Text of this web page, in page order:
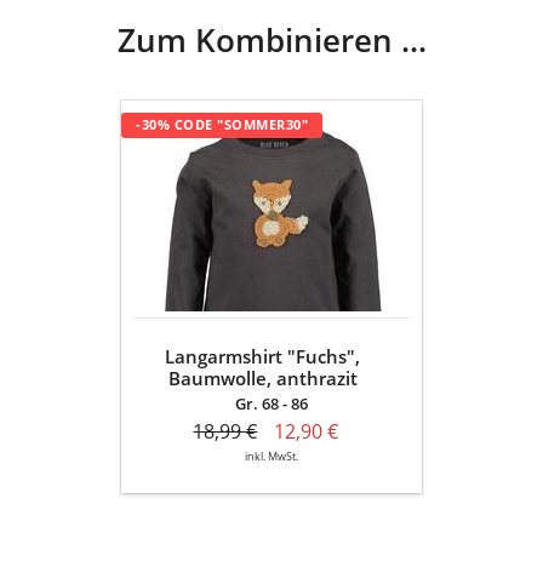
Zum Kombinieren ...
Langarmshirt
"Fuchs",
Baumwolle,
anthrazit
-30% CODE "SOMMER30"
Langarmshirt "Fuchs",
Baumwolle, anthrazit
Gr. 68 - 86
18,99 € 12,90 €
inkl. MwSt.